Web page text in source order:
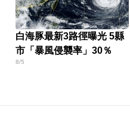
白海豚最新3路徑曝光 5縣
市「暴風侵襲率」30％
8/5